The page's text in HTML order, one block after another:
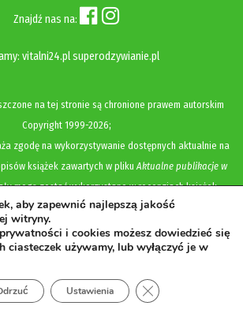
Znajdź nas na:
vitalni24.pl superodzywianie.pl
na tej stronie są chronione prawem autorskim
Copyright1999-2026;
zgodę na wykorzystywanie dostępnych aktualnie na
książek zawartych w plikuAktualne publikacje w
mogą zostać wykorzystane w recenzjach książek,
bibliotecznych (OPAC) oraz materiałach promujących
Usunięcie materiału z ww. strony internetowej,
jest z cofnięciem udzielonej zgody.
Polityka prywatności i cookies
aby zapewnić najlepszą jakość
witryny.
i cookies możesz dowiedzieć się
ciasteczek używamy, lub wyłączyć je w
Ustawienia Zamknij panel